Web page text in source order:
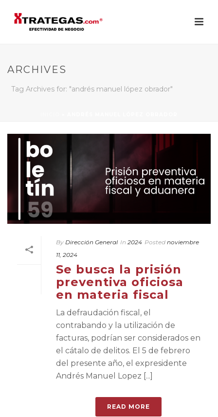
ARCHIVES
Tag Archives for: "andrés manuel lópez obrador"
By Dirección General In 2024 Posted noviembre
11, 2024
Se busca la prisión
preventiva oficiosa
en materia fiscal
La defraudación fiscal, el
contrabando y la utilización de
facturas, podrían ser considerados en
el cátalo de delitos. El 5 de febrero
del presente año, el expresidente
Andrés Manuel Lopez [...]
READ MORE